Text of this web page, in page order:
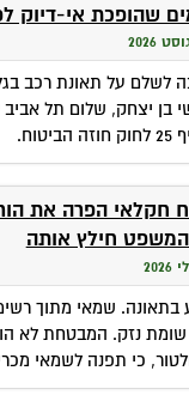
שהופכת אי-דיוק
לשלם על תאונת רכב
בן יצחק, שלום תל
חקלאי הפרה את
חילץ אותה
בתאונה. שמאי מתוך
נזק. המבטחת לא
כי תפנה לשמאי